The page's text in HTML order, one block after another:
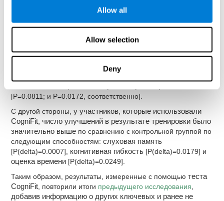
Allow all
Allow selection
Deny
общая память[P=0.0312],
пространственное восприятие[P<0.0001],оценка времени
зрительное восприятие
только два когнитивные способности: зрительно-моторную
координацию [P=0.0115] и зрительное восприятие
[P=0.0811; и P=0.0172, соответственно].
С другой стороны,у участников, которые использовали
CogniFit, число улучшений в результате тренировки было
значительно выше по сравнению с контрольной группой по
следующим способностям:слуховая память
[P(delta)=0.0007], когнитивная гибкость [P(delta)=0.0179] и
оценка времени [P(delta)=0.0249].
Таким образом, результаты, измеренные с помощьютеста
CogniFit , повторили итоги предыдущего исследования
добавив информацию о других ключевых и ранее не